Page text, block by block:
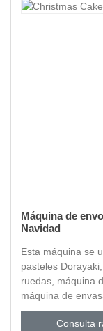
Máquina de
Navidad
Esta máquina se
pasteles
ruedas, máquina
máquina de
Consulta